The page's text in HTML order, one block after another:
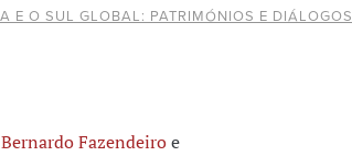
E O SUL GLOBAL: PATRIMÓNIOS E DIÁLOGOS
Bernardo Fazendeiroe